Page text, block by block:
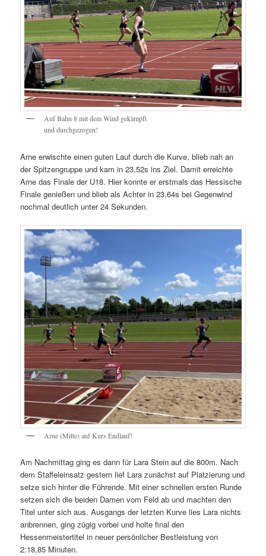
Auf Bahn 8 mit dem Wind gekämpft
und durchgezogen!
Arne erwischte einen guten Lauf durch die Kurve, blieb nah an
der Spitzengruppe und kam in 23,52s ins Ziel. Damit erreichte
Arne das Finale der U18. Hier konnte er erstmals das Hessische
Finale genießen und blieb als Achter in 23,64s bei Gegenwind
nochmal deutlich unter 24 Sekunden.
Arne (Mitte) auf Kurs Endlauf!
Am Nachmittag ging es dann für Lara Stein auf die 800m. Nach
dem Staffeleinsatz gestern lief Lara zunächst auf Platzierung und
setze sich hinter die Führende. Mit einer schnellen ersten Runde
setzen sich die beiden Damen vom Feld ab und machten den
Titel unter sich aus. Ausgangs der letzten Kurve lies Lara nichts
anbrennen, ging zügig vorbei und holte final den
Hessenmeistertitel in neuer persönlicher Bestleistung von
2:18,85 Minuten.